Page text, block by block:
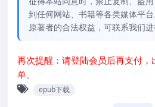
到任何网站、书籍等各类媒体平
原著者的合法权益，可联系我们进
再次提醒：请登陆会员后再支付
单。
epub下载